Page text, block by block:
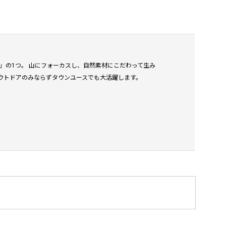
の1つ。 山にフォーカスし、自然素材にこだわって生み
ドアのみならずタウンユースでも大活躍します。